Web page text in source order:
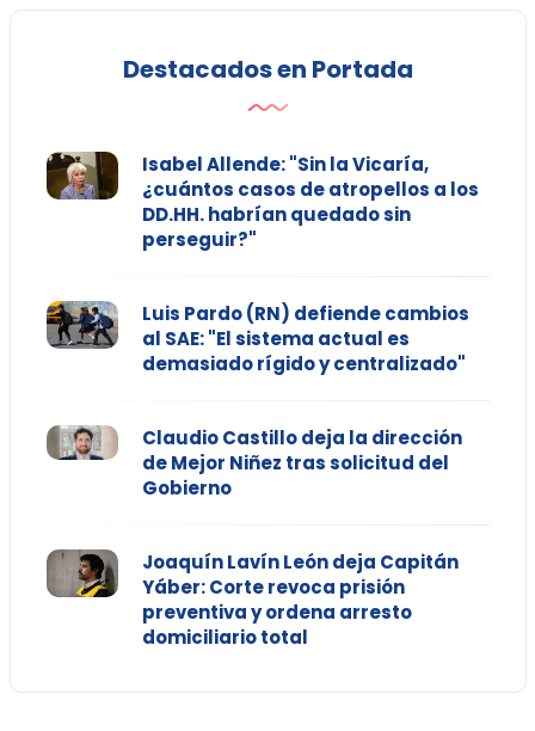
Destacados en Portada
Isabel Allende: "Sin la Vicaría,
¿cuántos casos de atropellos a los
DD.HH. habrían quedado sin
perseguir?"
Luis Pardo (RN) defiende cambios
al SAE: "El sistema actual es
demasiado rígido y centralizado"
Claudio Castillo deja la dirección
de Mejor Niñez tras solicitud del
Gobierno
Joaquín Lavín León deja Capitán
Yáber: Corte revoca prisión
preventiva y ordena arresto
domiciliario total